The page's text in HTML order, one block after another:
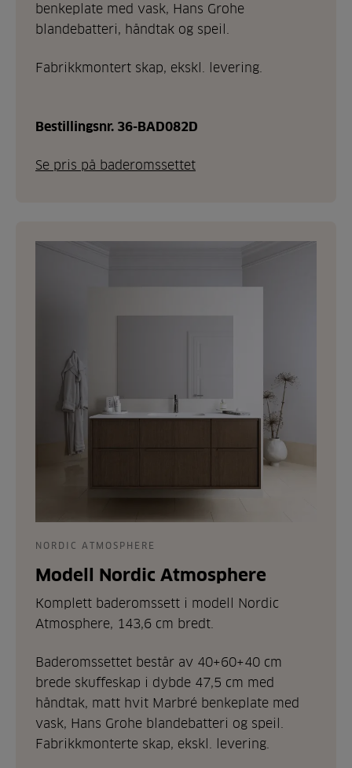
benkeplate med vask, Hans Grohe
blandebatteri, håndtak og speil.
Fabrikkmontert skap, ekskl. levering.
Bestillingsnr. 36-BAD082D
Se pris på baderomssettet
NORDIC ATMOSPHERE
Modell Nordic Atmosphere
Komplett baderomssett i modell Nordic
Atmosphere, 143,6 cm bredt.
Baderomssettet består av 40+60+40 cm
brede skuffeskap i dybde 47,5 cm med
håndtak, matt hvit Marbré benkeplate med
vask, Hans Grohe blandebatteri og speil.
Fabrikkmonterte skap, ekskl. levering.